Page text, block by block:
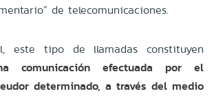
de telecomunicaciones.
este tipo de llamadas constituyen
comunicación efectuada por el
determinado, a través del medio